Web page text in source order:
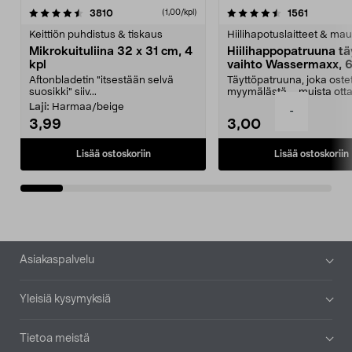
-
3810arvostelut (1,00/kpl)
Keittiön puhdistus & tiskaus
Mikrokuituliina 32 x 31 cm, 4
kpl
Aftonbladetin "itsestään selvä
suosikki" siiv...
Laji: Harmaa/beige
3,99
Lisää ostoskoriin
4.5viidestä
1561
Hiilihapotuslaitteet &
Hiilihappopatruuna
vaihto Wassermaxx,
Täyttöpatruuna, joka
myymälästä – muista
3,00
Lisää ostoskoriin
4.5viidestä
Alatunniste
Asiakaspalvelu
Yleisiä kysymyksiä
Tietoa meistä